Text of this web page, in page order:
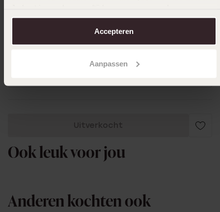
over in onscookiebeleid.
Accepteren
Aanpassen
16-10-2024 - Nicole Van d.
blijven mooi qua kleur, hangers blijven goed
Uitverkocht
Ook leuk voor jou
Anderen kochten ook